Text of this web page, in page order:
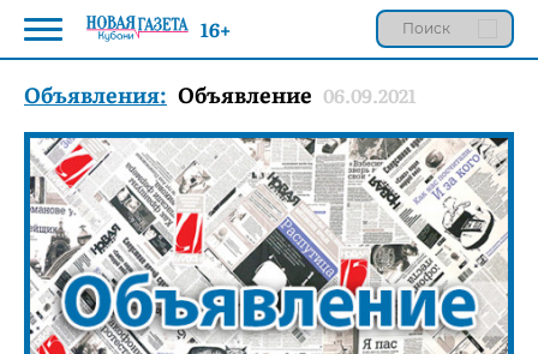
Объявления: Объявление 06.09.2021
16+